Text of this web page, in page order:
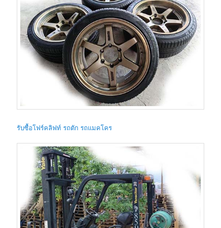
รับซื้อโฟร์คลิฟท์ รถตัก รถแมคโคร